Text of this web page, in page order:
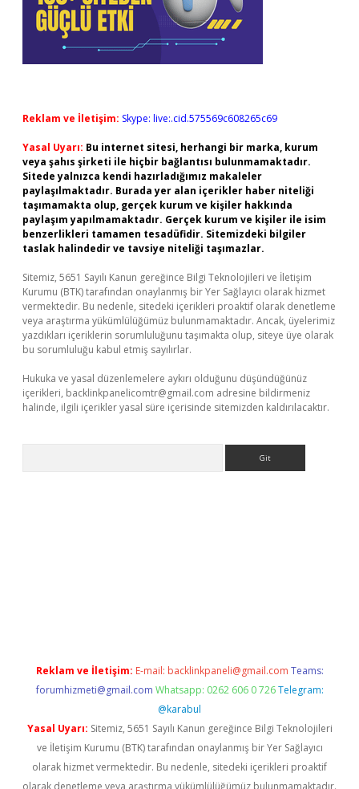
Reklam ve İletişim: Skype: live:.cid.575569c608265c69
Yasal Uyarı: Bu internet sitesi, herhangi bir marka, kurum
veya şahıs şirketi ile hiçbir bağlantısı bulunmamaktadır.
Sitede yalnızca kendi hazırladığımız makaleler
paylaşılmaktadır. Burada yer alan içerikler haber niteliği
taşımamakta olup, gerçek kurum ve kişiler hakkında
paylaşım yapılmamaktadır. Gerçek kurum ve kişiler ile isim
benzerlikleri tamamen tesadüfidir. Sitemizdeki bilgiler
taslak halindedir ve tavsiye niteliği taşımazlar.
Sitemiz, 5651 Sayılı Kanun gereğince Bilgi Teknolojileri ve İletişim
Kurumu (BTK) tarafından onaylanmış bir Yer Sağlayıcı olarak hizmet
vermektedir. Bu nedenle, sitedeki içerikleri proaktif olarak denetleme
veya araştırma yükümlülüğümüz bulunmamaktadır. Ancak, üyelerimiz
yazdıkları içeriklerin sorumluluğunu taşımakta olup, siteye üye olarak
bu sorumluluğu kabul etmiş sayılırlar.
Hukuka ve yasal düzenlemelere aykırı olduğunu düşündüğünüz
içerikleri, backlinkpanelicomtr@gmail.com adresine bildirmeniz
halinde, ilgili içerikler yasal süre içerisinde sitemizden kaldırılacaktır.
Reklam ve İletişim: E-mail: backlinkpaneli@gmail.com Teams:
forumhizmeti@gmail.com Whatsapp: 0262 606 0 726 Telegram:
@karabul
Yasal Uyarı: Sitemiz, 5651 Sayılı Kanun gereğince Bilgi Teknolojileri
ve İletişim Kurumu (BTK) tarafından onaylanmış bir Yer Sağlayıcı
olarak hizmet vermektedir. Bu nedenle, sitedeki içerikleri proaktif
olarak denetleme veya araştırma yükümlülüğümüz bulunmamaktadır.